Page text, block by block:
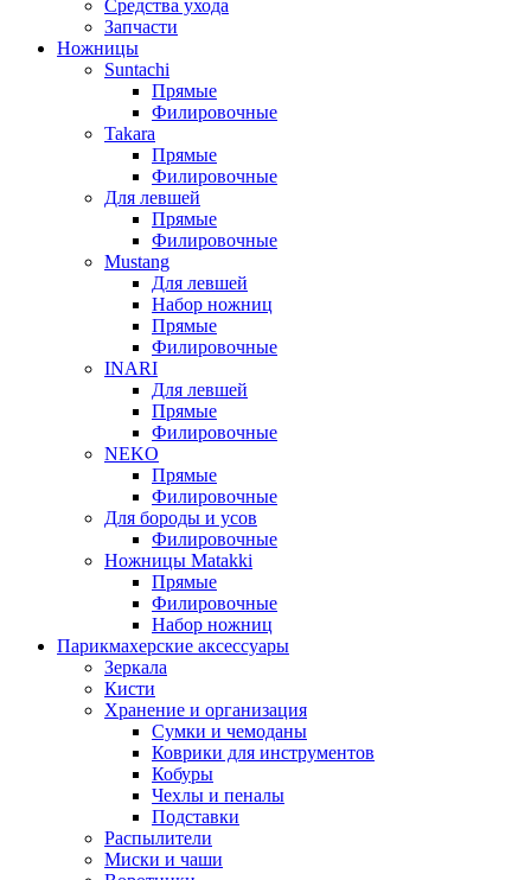
Средства ухода
Запчасти
Ножницы
Suntachi
Прямые
Филировочные
Takara
Прямые
Филировочные
Для левшей
Прямые
Филировочные
Mustang
Для левшей
Набор ножниц
Прямые
Филировочные
INARI
Для левшей
Прямые
Филировочные
NEKO
Прямые
Филировочные
Для бороды и усов
Филировочные
Ножницы Matakki
Прямые
Филировочные
Набор ножниц
Парикмахерские аксессуары
Зеркала
Кисти
Хранение и организация
Сумки и чемоданы
Коврики для инструментов
Кобуры
Чехлы и пеналы
Подставки
Распылители
Миски и чаши